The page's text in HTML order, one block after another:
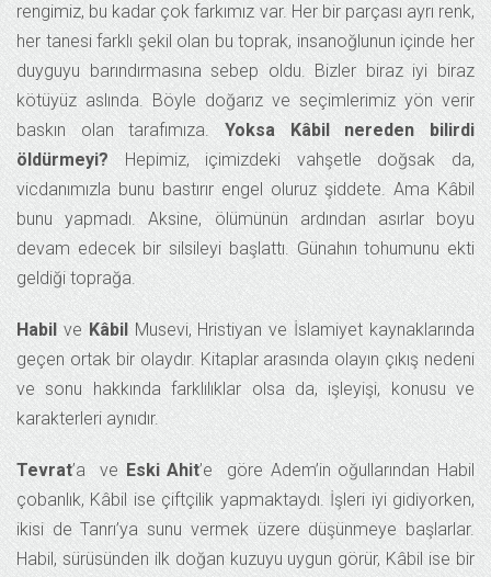
rengimiz, bu kadar çok farkımız var. Her bir parçası ayrı renk,
her tanesi farklı şekil olan bu toprak, insanoğlunun içinde her
duyguyu barındırmasına sebep oldu. Bizler biraz iyi biraz
kötüyüz aslında. Böyle doğarız ve seçimlerimiz yön verir
baskın olan tarafımıza. Yoksa Kâbil nereden bilirdi
öldürmeyi?Hepimiz, içimizdeki vahşetle doğsak da,
vicdanımızla bunu bastırır engel oluruz şiddete. Ama Kâbil
bunu yapmadı. Aksine, ölümünün ardından asırlar boyu
devam edecek bir silsileyi başlattı. Günahın tohumunu ekti
geldiği toprağa.
Habil ve KâbilMusevi, Hristiyan ve İslamiyet kaynaklarında
geçen ortak bir olaydır. Kitaplar arasında olayın çıkış nedeni
ve sonu hakkında farklılıklar olsa da, işleyişi, konusu ve
karakterleri aynıdır.
Tevrat’a ve Eski Ahit’e göre Adem’in oğullarından Habil
çobanlık, Kâbil ise çiftçilik yapmaktaydı. İşleri iyi gidiyorken,
ikisi de Tanrı’ya sunu vermek üzere düşünmeye başlarlar.
Habil, sürüsünden ilk doğan kuzuyu uygun görür, Kâbil ise bir